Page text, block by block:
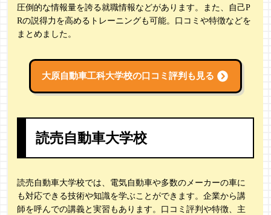
圧倒的な情報量を誇る就職情報などがあります。また、自己P
Rの説得力を高めるトレーニングも可能。口コミや特徴などを
まとめました。
大原自動車工科大学校の口コミ評判も見る
読売自動車大学校
読売自動車大学校では、電気自動車や多数のメーカーの車に
も対応できる技術や知識を学ぶことができます。企業から講
師を呼んでの講義と実習もあります。口コミ評判や特徴、主